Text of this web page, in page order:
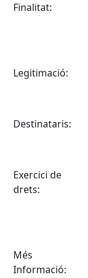
Finalitat:
Legitimació:
Destinataris:
Exercici de
drets:
Més
Informació: